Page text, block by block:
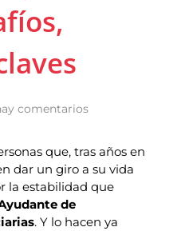
comentarios
que, tras años en
dar un giro a su vida
la estabilidad que
de
. Y lo hacen ya